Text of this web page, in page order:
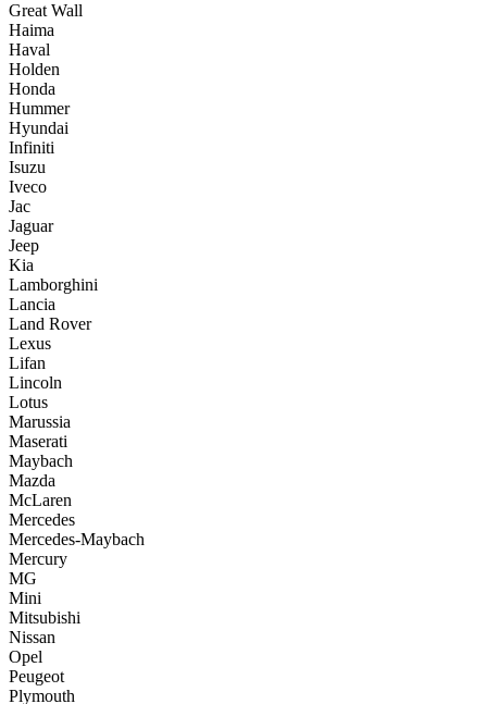
Great Wall
Haima
Haval
Holden
Honda
Hummer
Hyundai
Infiniti
Isuzu
Iveco
Jac
Jaguar
Jeep
Kia
Lamborghini
Lancia
Land Rover
Lexus
Lifan
Lincoln
Lotus
Marussia
Maserati
Maybach
Mazda
McLaren
Mercedes
Mercedes-Maybach
Mercury
MG
Mini
Mitsubishi
Nissan
Opel
Peugeot
Plymouth